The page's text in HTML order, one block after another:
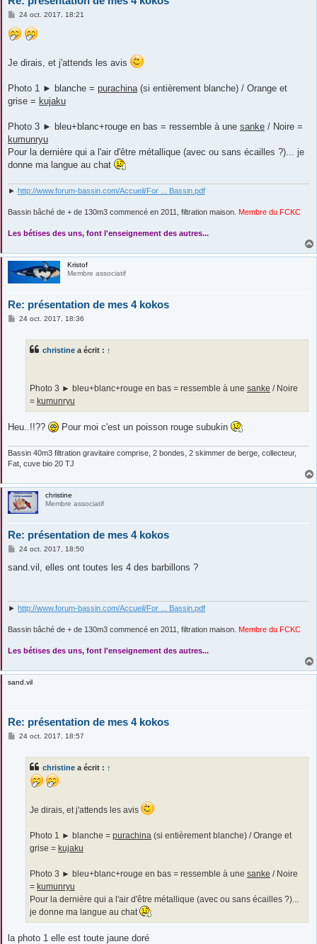
M
s
s
e
24 oct. 2017, 18:21
Je dirais, et j'attends les avis
Photo 1 ► blanche = purachina (si entièrement blanche) / Orange et
grise = kujaku
Photo 3 ► bleu+blanc+rouge en bas = ressemble à une sanke / Noire =
kumunryu
Pour la dernière qui a l'air d'être métallique (avec ou sans écailles ?)... je
donne ma langue au chat
► http://www.forum-bassin.com/Accueil/For ... Bassin.pdf
Bassin bâché de + de 130m3 commencé en 2011, filtration maison. Membre du FCKC
Les bétises des uns, font l'enseignement des autres...
Kristof
Membre associatif
Re: présentation de mes 4 kokos
M24 oct. 2017, 18:36
christine a écrit : ↑
Photo 3 ► bleu+blanc+rouge en bas = ressemble à une sanke / Noire
= kumunryu
Heu..!!?? Pour moi c'est un poisson rouge subukin
Bassin 40m3 filtration gravitaire comprise, 2 bondes, 2 skimmer de berge, collecteur,
Fat, cuve bio 20 TJ
christine
Membre associatif
Re: présentation de mes 4 kokos
M
s
24 oct. 2017, 18:50
sand.vil, elles ont toutes les 4 des barbillons ?
► http://www.forum-bassin.com/Accueil/For ... Bassin.pdf
Bassin bâché de + de 130m3 commencé en 2011, filtration maison. Membre du FCKC
Les bétises des uns, font l'enseignement des autres...
sand.vil
Re: présentation de mes 4 kokos
M24 oct. 2017, 18:57
christine a écrit : ↑
Je dirais, et j'attends les avis
Photo 1 ► blanche = purachina (si entièrement blanche) / Orange et
grise = kujaku
Photo 3 ► bleu+blanc+rouge en bas = ressemble à une sanke / Noire
= kumunryu
Pour la dernière qui a l'air d'être métallique (avec ou sans écailles ?)...
je donne ma langue au chat
la photo 1 elle est toute jaune doré